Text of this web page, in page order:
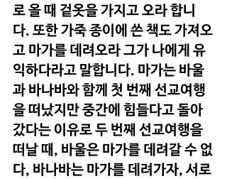
로 올 때 겉옷을 가지고 오라 합니
다. 또한 가죽 종이에 쓴 책도 가져오
고 마가를 데려오라 그가 나에게 유
익하다라고 말합니다. 마가는 바울
과 바나바와 함께 첫 번째 선교여행
을 떠났지만 중간에 힘들다고 돌아
갔다는 이유로 두 번째 선교여행을
떠날 때, 바울은 마가를 데려갈 수 없
다, 바나바는 마가를 데려가자, 서로